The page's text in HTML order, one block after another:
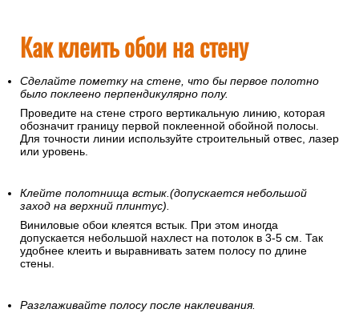
Как клеить обои на стену
Сделайте пометку на стене, что бы первое полотно
было поклеено перпендикулярно полу.
Проведите на стене строго вертикальную линию, которая
обозначит границу первой поклеенной обойной полосы.
Для точности линии используйте строительный отвес, лазер
или уровень.
Клейте полотнища встык.(допускается небольшой
заход на верхний плинтус).
Виниловые обои клеятся встык. При этом иногда
допускается небольшой нахлест на потолок в 3-5 см. Так
удобнее клеить и выравнивать затем полосу по длине
стены.
Разглаживайте полосу после наклеивания.